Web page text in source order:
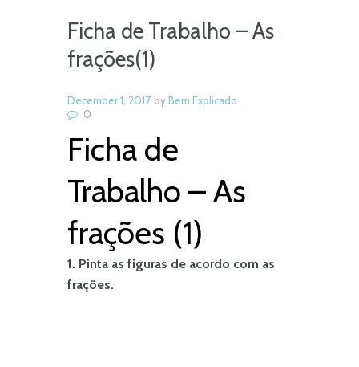
Ficha de Trabalho – As
frações(1)
December 1, 2017 byBem Explicado
0
Ficha de
Trabalho – As
frações (1)
1. Pinta as figuras de acordo com as
frações.